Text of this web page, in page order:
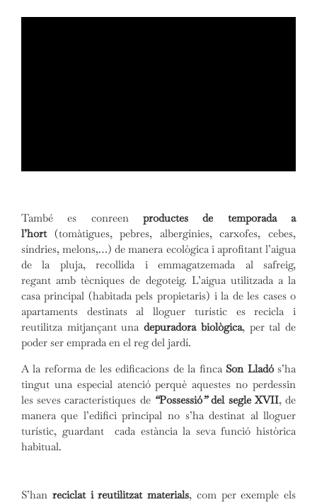
També es conreen productes de temporada a
l’hort(tomàtigues, pebres, albergínies, carxofes, cebes,
síndries, melons,…) de manera ecològica i aprofitant l’aigua
de la pluja, recollida i emmagatzemada al safreig,
regant amb tècniques de degoteig. L’aigua utilitzada a la
casa principal (habitada pels propietaris) i la de les cases o
apartaments destinats al lloguer turístic es recicla i
reutilitza mitjançant unadepuradora biològica, per tal de
poder ser emprada en el reg del jardí.
A la reforma de les edificacions de la finca Son Lladós’ha
tingut una especial atenció perquè aquestes no perdessin
les seves característiques de “Possessió”del segle XVII, de
manera que l’edifici principal no s’ha destinat al lloguer
turístic, guardant cada estància la seva funció històrica
habitual.
S’han reciclat i reutilitzat materials, com per exemple els